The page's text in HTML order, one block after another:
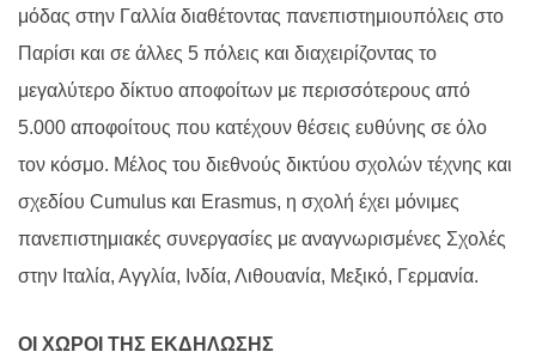
μόδας στην Γαλλία διαθέτοντας πανεπιστημιουπόλεις στο
Παρίσι και σε άλλες 5 πόλεις και διαχειρίζοντας το
μεγαλύτερο δίκτυο αποφοίτων με περισσότερους από
5.000 αποφοίτους που κατέχουν θέσεις ευθύνης σε όλο
τον κόσμο. Μέλος του διεθνούς δικτύου σχολών τέχνης και
σχεδίου Cumulus και Erasmus, η σχολή έχει μόνιμες
πανεπιστημιακές συνεργασίες με αναγνωρισμένες Σχολές
στην Ιταλία, Αγγλία, Ινδία, Λιθουανία, Μεξικό, Γερμανία.
ΟΙ ΧΩΡΟΙ ΤΗΣ ΕΚΔΗΛΩΣΗΣ